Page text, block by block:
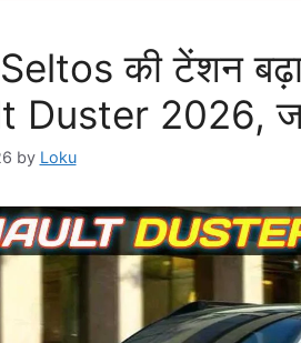
की टेंशन
Duster 2026,
by Loku